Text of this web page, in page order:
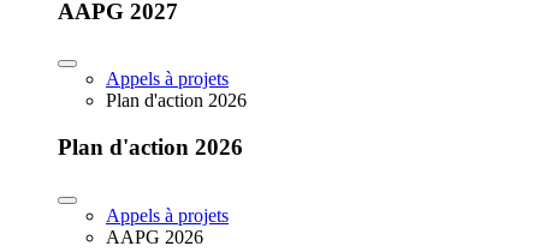
AAPG 2027
Appels à projets
Plan d'action 2026
Plan d'action 2026
Appels à projets
AAPG 2026